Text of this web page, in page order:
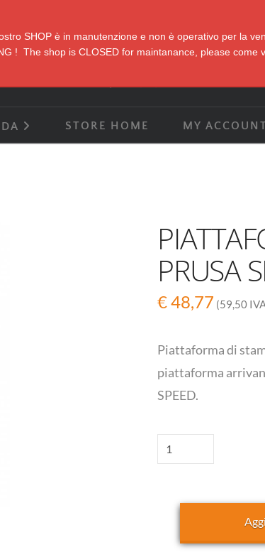
STORE HOME MY ACCOUNT
PRUSA
€48,77 (59,50
Piattaforma di
piattaforma
SPEED.
Piattaforma
di
SHOP è in manutenzione e non è operativo per la
! The shop is CLOSED for maintanance, please come